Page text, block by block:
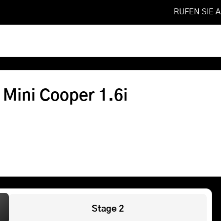
RUFEN
Softwareoptimierung
Shop
Cooper 1.6i
Stage 2